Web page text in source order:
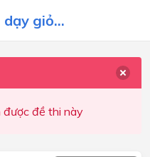
giỏ...
được đề thi này